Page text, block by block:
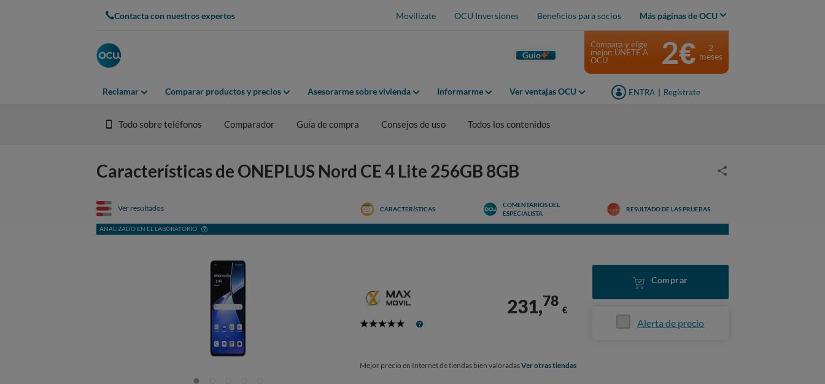
Contacta con nuestros expertos Movilízate OCU Inversiones Beneficios para socios Más páginas de OCU
Guio
Reclamar Comparar productos y precios Asesorarme sobre vivienda Informarme Ver ventajas OCU ENTRA Regístrate
Compara y elige
mejor: ÚNETE A
OCU
2€
2
meses
Todo sobre teléfonos Comparador Guía de compra Consejos de uso Todos los contenidos
Características de ONEPLUS Nord CE 4 Lite 256GB 8GB
Ver resultados
ANALIZADO EN EL LABORATORIO
CARACTERÍSTICAS
COMENTARIOS DEL
ESPECIALISTA
RESULTADO DE LAS PRUEBAS
5
231,78
€
Comprar
Alerta de precio
Mejor precio en Internet de tiendas bien valoradasVer otras tiendas